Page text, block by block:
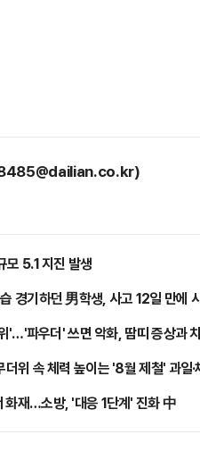
모 5.1 지진 발생
경기하던 男학생, 사고 12일 만에
'…'파우더' 쓰면 악화, 땀띠 증상과
위 속 체력 높이는 '8월 제철' 과일·
화재…소방, '대응 1단계' 진화 中